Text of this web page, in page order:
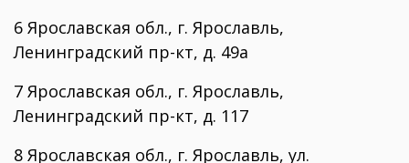
6 Ярославская обл., г. Ярославль,
Ленинградский пр-кт, д. 49а
7 Ярославская обл., г. Ярославль,
Ленинградский пр-кт, д. 117
8 Ярославская обл., г. Ярославль, ул.